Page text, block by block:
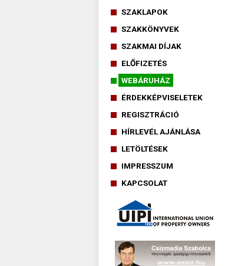
SZAKLAPOK
SZAKKÖNYVEK
SZAKMAI DÍJAK
ELŐFIZETÉS
WEBÁRUHÁZ
ÉRDEKKÉPVISELETEK
REGISZTRÁCIÓ
HÍRLEVÉL AJÁNLÁSA
LETÖLTÉSEK
IMPRESSZUM
KAPCSOLAT